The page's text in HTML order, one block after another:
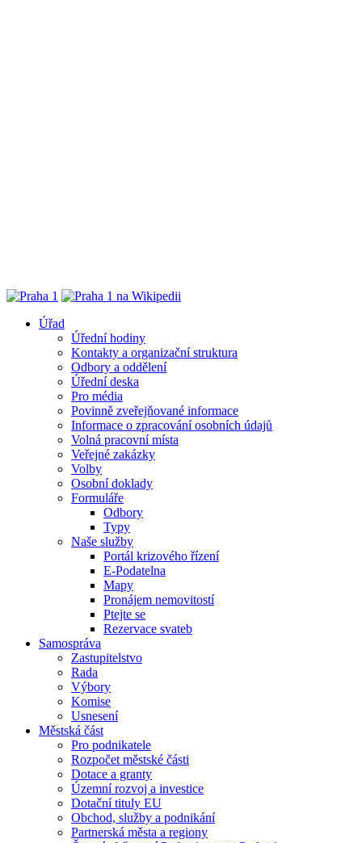
Úřad
Úřední hodiny
Kontakty a organizační struktura
Odbory a oddělení
Úřední deska
Pro média
Povinně zveřejňované informace
Informace o zpracování osobních údajů
Volná pracovní místa
Veřejné zakázky
Volby
Osobní doklady
Formuláře
Odbory
Typy
Naše služby
Portál krizového řízení
E-Podatelna
Mapy
Pronájem nemovitostí
Ptejte se
Rezervace svateb
Samospráva
Zastupitelstvo
Rada
Výbory
Komise
Usnesení
Městská část
Pro podnikatele
Rozpočet městské části
Dotace a granty
Územní rozvoj a investice
Dotační tituly EU
Obchod, služby a podnikání
Partnerská města a regiony